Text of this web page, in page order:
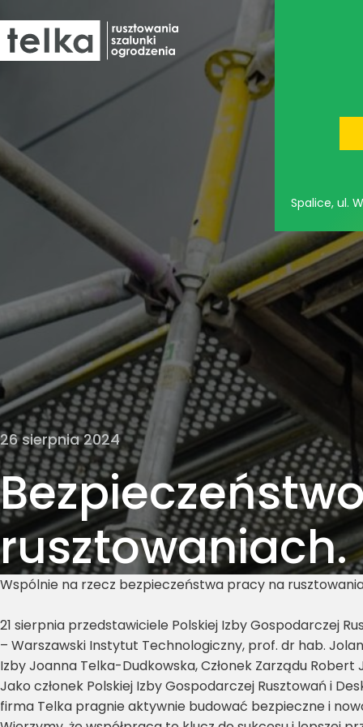
Spalice, ul.
26 sierpnia 2024
rusztowaniach.
Wspólnie na rzecz bezpieczeństwa pracy na
21 sierpnia przedstawiciele Polskiej Izby Gospodarczej
– Warszawski Instytut Technologiczny, prof. dr hab.
Izby Joanna Telka-Dudkowska, Członek Zarządu
Jako członek Polskiej Izby Gospodarczej Rusztowań i
firma Telka pragnie aktywnie budować bezpieczne i